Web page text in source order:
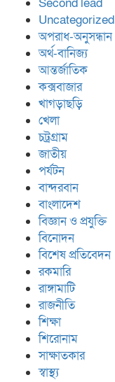
Second lead
Uncategorized
অপরাধ-অনুসন্ধান
অর্থ-বানিজ্য
আন্তর্জাতিক
কক্সবাজার
খাগড়াছড়ি
খেলা
চট্রগ্রাম
জাতীয়
পর্যটন
বান্দরবান
বাংলাদেশ
বিজ্ঞান ও প্রযুক্তি
বিনোদন
বিশেষ প্রতিবেদন
রকমারি
রাঙ্গামাটি
রাজনীতি
শিক্ষা
শিরোনাম
সাক্ষাতকার
স্বাস্থ্য